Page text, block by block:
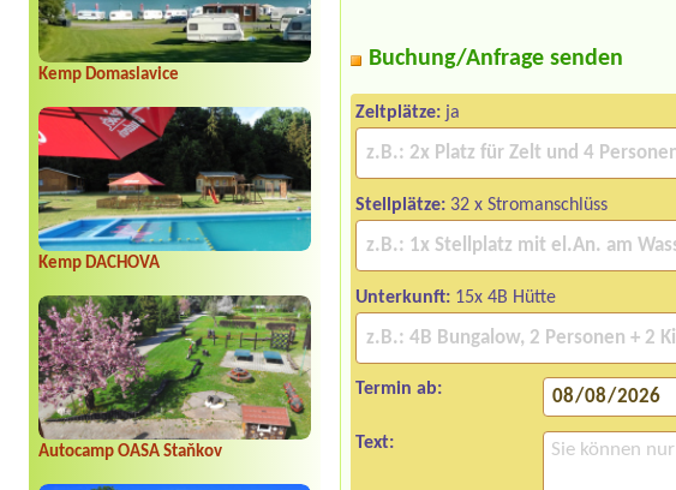
Kemp Domaslavice
Kemp DACHOVA
Autocamp OASA Staňkov
Buchung/Anfrage senden
Zeltplätze: ja
Stellplätze: 32 x Stromanschlüss
Unterkunft: 15x 4B Hütte
Termin ab:
Text: